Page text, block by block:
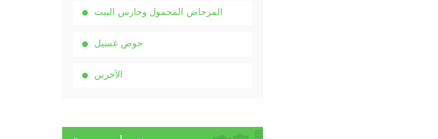
المرحاض المحمول وحارس البيت
حوض غسيل
الآخرين